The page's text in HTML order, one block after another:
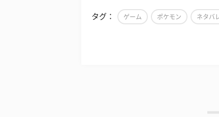
タグ： ゲーム ポケモン ネタバ